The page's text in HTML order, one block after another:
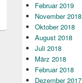
Februar 2019
November 2018
Oktober 2018
August 2018
Juli 2018
März 2018
Februar 2018
Dezember 2017